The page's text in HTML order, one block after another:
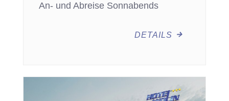
An- und Abreise Sonnabends
DETAILS